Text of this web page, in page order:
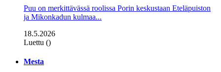
Puu on merkittävässä roolissa Porin keskustaan Eteläpuiston
ja Mikonkadun kulmaa...
18.5.2026
Luettu ()
Mesta